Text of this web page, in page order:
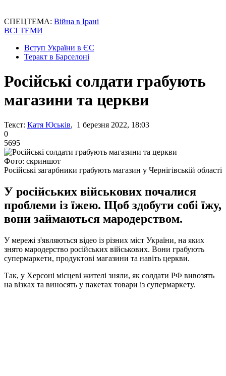
СПЕЦТЕМА: Війна в Ірані
ВСІ ТЕМИ
Вступ України в ЄС
Теракт в Барселоні
Російські солдати грабують
магазини та церкви
Текст: Катя Юськів, 1 березня 2022, 18:03
0
5695
Фото: скриншот
Російські загарбники грабують магазин у Чернігівській області
У російських військових почалися
проблеми із їжею. Щоб здобути собі їжу,
вони займаються мародерством.
У мережі з'являються відео із різних міст України, на яких
знято мародерство російських військових. Вони грабують
супермаркети, продуктові магазини та навіть церкви.
Так, у Херсоні місцеві жителі зняли, як солдати РФ вивозять
на візках та виносять у пакетах товари із супермаркету.